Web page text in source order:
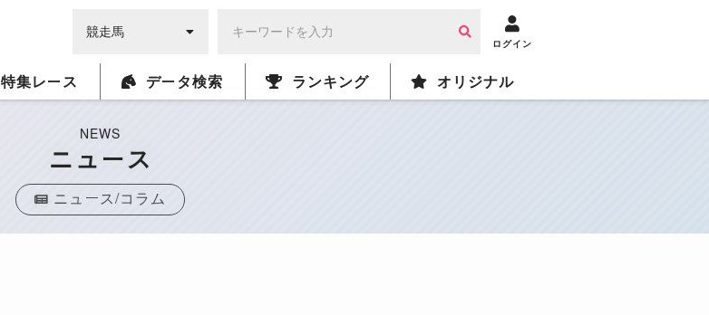
ログイン
特集レース データ検索 ランキング オリジナル
NEWS
ニュース
ニュース/コラム